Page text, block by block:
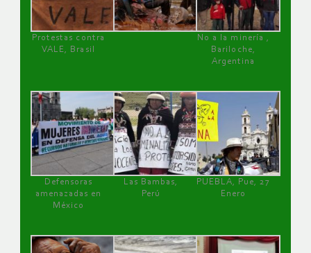
Protestas contra
VALE, Brasil
No a la minería ,
Bariloche,
Argentina
Defensoras
amenazadas en
México
Las Bambas,
Perú
PUEBLA, Pue, 27
Enero